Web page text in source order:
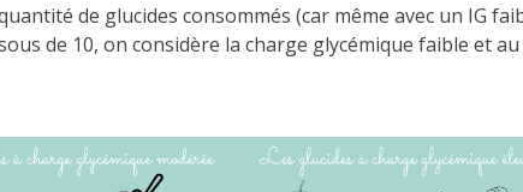
de glucides consommés (car même avec un IG
de 10, on considère la charge glycémique faible et au